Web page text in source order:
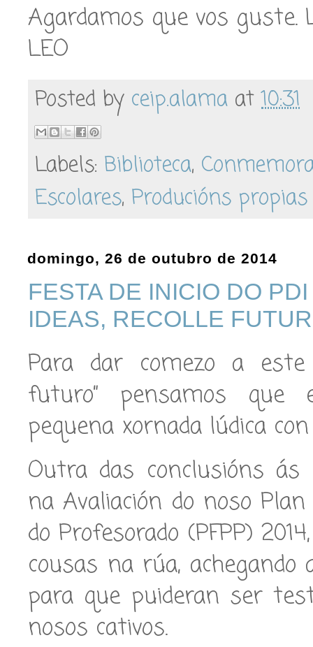
Agardamos que vos guste.
LEO
Posted by ceip.alama at10:31
Labels: Biblioteca,
Escolares, Producións propias
domingo, 26 de outubro de 2014
FESTA DE INICIO DO
IDEAS, RECOLLE
Para dar comezo a este
futuro” pensamos que
pequena xornada lúdica
Outra das conclusións
na Avaliación do noso
do Profesorado (PFPP)
cousas na rúa, achegando
para que puideran ser
nosos cativos.